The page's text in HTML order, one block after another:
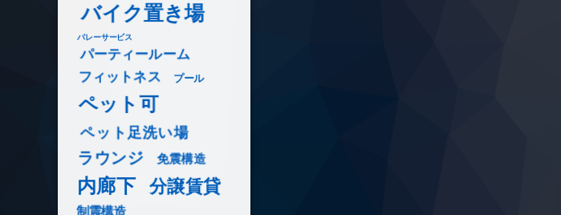
バイク置き場
バレーサービス
パーティールーム
フィットネス プール
ペット可
ペット足洗い場
ラウンジ 免震構造
内廊下 分譲賃貸
制震構造